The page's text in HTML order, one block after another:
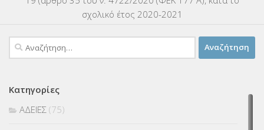
σχολικό έτος 2020-2021
Αναζήτηση
για:
Κατηγορίες
ΑΔΕΙΕΣ (75)